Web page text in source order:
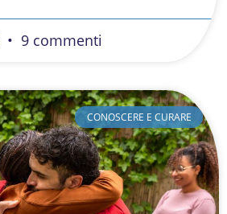
9 commenti
CONOSCERE E CURARE